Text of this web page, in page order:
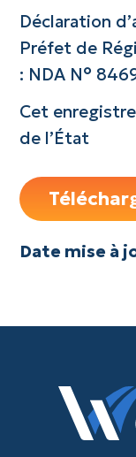
Déclaration
Préfet de
: NDA N°
Cet
de l’État
Date mise à